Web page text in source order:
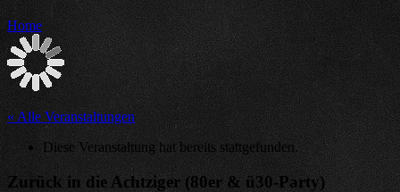
Home
« Alle Veranstaltungen
Diese Veranstaltung hat bereits stattgefunden.
Zurück in die Achtziger (80er & ü30-Party)